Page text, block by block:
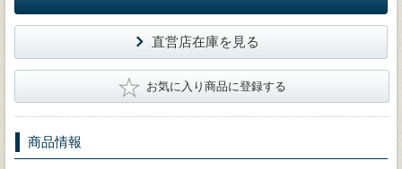
直営店在庫を見る
★ お気に入り商品に登録する
商品情報